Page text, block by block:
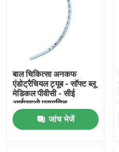
बाल चिकित्सा अनकफ
एंडोट्रैचियल ट्यूब - सॉफ्ट ब्लू
मेडिकल पीवीसी - सीई
आईएसओ प्रमाणित
जांच भेजें